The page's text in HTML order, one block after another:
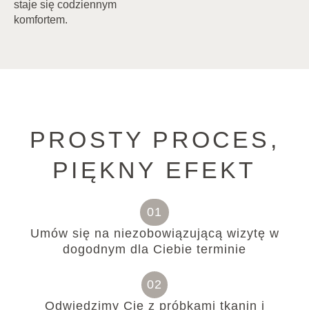
staje się codziennym
komfortem.
PROSTY PROCES,
PIĘKNY EFEKT
01
Umów się na niezobowiązującą wizytę w
dogodnym dla Ciebie terminie
02
Odwiedzimy Cię z próbkami tkanin i